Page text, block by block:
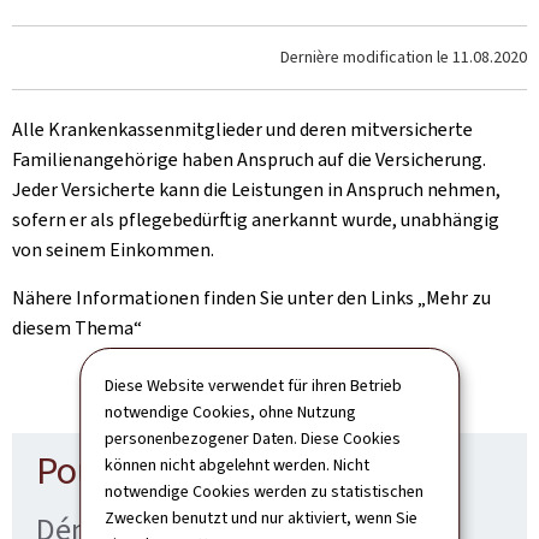
Diese Website verwendet für ihren Betrieb
notwendige Cookies, ohne Nutzung
personenbezogener Daten. Diese Cookies
können nicht abgelehnt werden. Nicht
notwendige Cookies werden zu statistischen
Zwecken benutzt und nur aktiviert, wenn Sie
Dernière modification le 11.08.2020
Alle Krankenkassenmitglieder und deren mitversicherte
Familienangehörige haben Anspruch auf die Versicherung.
Jeder Versicherte kann die Leistungen in Anspruch nehmen,
sofern er als pflegebedürftig anerkannt wurde, unabhängig
von seinem Einkommen.
Nähere Informationen finden Sie unter den Links „Mehr zu
diesem Thema“
Pour en savoir plus
Démarches associées